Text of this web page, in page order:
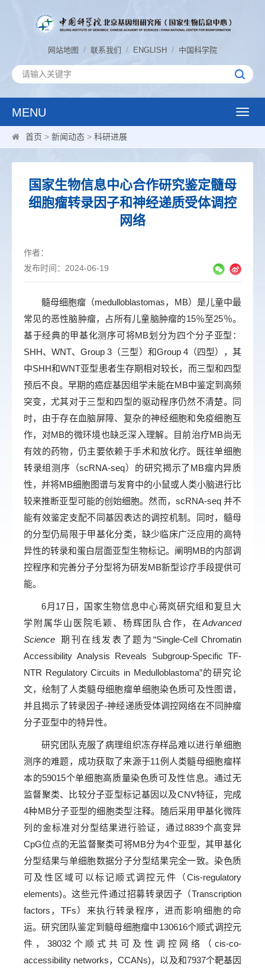
网站地图 / 联系我们 / ENGLISH / 中国科学院
MENU
Toggle
首页 > 新闻动态 > 科研进展
国家生物信息中心合作研究鉴定髓母
细胞瘤转录因子和神经递质受体调控
网络
作者：
发布时间：2024-06-19
髓母细胞瘤（medulloblastomas，MB）是儿童中最
常见的恶性脑肿瘤，占所有儿童脑肿瘤的15％至25％。
基于经典的甲基化测序可将MB划分为四个分子亚型：
SHH、WNT、Group 3（三型）和Group 4（四型），其
中SHH和WNT亚型患者生存期相对较长，而三型和四型
预后不良。早期的癌症基因组学未能在MB中鉴定到高频
突变，尤其对于三型和四型的驱动程序仍然不清楚。同
时，由于存在血脑屏障、复杂的神经细胞和免疫细胞互
作，对MB的微环境也缺乏深入理解。目前治疗MB尚无
有效的药物，仍主要依赖于手术和放化疗。既往单细胞
转录组测序（scRNA-seq）的研究揭示了MB瘤内异质
性，并将MB细胞图谱与发育中的小鼠或人类小脑进行比
较来推断亚型可能的创始细胞。然而，scRNA-seq 并不
能有效鉴定支配不同基因表达的调控机制。同时，髓母
的分型仍局限于甲基化分类，缺少临床广泛应用的高特
异性的转录和蛋白层面亚型生物标记。阐明MB的内部调
控程序和完善分子分型将为研发MB新型诊疗手段提供可
能。
6月17日，国家生物信息中心蒋岚研究组和复旦大
学附属华山医院毛颖、杨辉团队合作，在Advanced
Science 期刊在线发表了题为“Single-Cell Chromatin
Accessibility Analysis Reveals Subgroup-Specific TF-
NTR Regulatory Circuits in Medulloblastoma”的研究论
文，绘制了人类髓母细胞瘤单细胞染色质可及性图谱，
并且揭示了转录因子-神经递质受体调控网络在不同肿瘤
分子亚型中的特异性。
研究团队克服了病理组织冻存样品难以进行单细胞
测序的难题，成功获取了来源于11例人类髓母细胞瘤样
本的59015个单细胞高质量染色质可及性信息。通过无
监督聚类、比较分子亚型标记基因以及CNV特征，完成
4种MB分子亚型的细胞类型注释。随后采用甲基化微阵
列的金标准对分型结果进行验证，通过8839个高变异
CpG位点的无监督聚类可将MB分为4个亚型，其甲基化
分型结果与单细胞数据分子分型结果完全一致。染色质
可及性区域可以标记顺式调控元件（Cis-regulatory
elements)。这些元件通过招募转录因子（Transcription
factors，TFs）来执行转录程序，进而影响细胞的命
运。研究团队鉴定到髓母细胞瘤中130616个顺式调控元
件，38032个顺式共可及性调控网络（cis-co-
accessibility networks，CCANs)，以及和7937个靶基因